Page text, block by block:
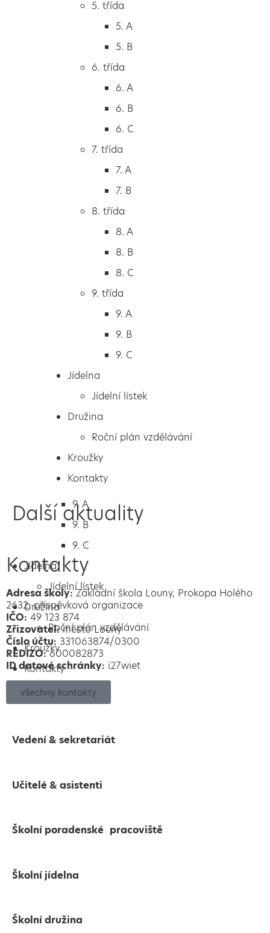
2. B
3. A
4. A
5. A
6. B
7. B
8. třída
8. A
8. B
8. C
9. třída
9. A
9. B
9. C
Jídelna
Jídelní lístek
Družina
Roční plán vzdělávání
Kroužky
Kontakty
5. třída
5. A
5. B
6. třída
6. A
6. B
6. C
7. třída
7. A
7. B
8. třída
8. A
8. B
8. C
9. třída
9. A
9. B
9. C
Jídelna
Jídelní lístek
Družina
Roční plán vzdělávání
Kroužky
Kontakty
Další aktuality
Kontakty
Adresa školy:Základní škola Louny, Prokopa Holého
2632, příspěvková organizace
IČO: 49 123 874
Zřizovatel:město Louny
Číslo účtu: 331063874/0300
REDIZO:600082873
ID datové schránky: i27wiet
všechny kontakty
Vedení & sekretariát
Učitelé & asistenti
Školní poradenské pracoviště
Školní jídelna
Školní družina